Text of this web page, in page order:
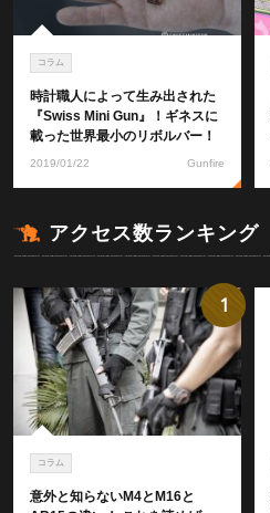
コラム
時計職人によって生み出された
『Swiss Mini Gun』！ギネスに
載った世界最小のリボルバー！
2019/01/22 Gunfire
アクセス数ランキング
コラム
意外と知らないM4とM16と
1